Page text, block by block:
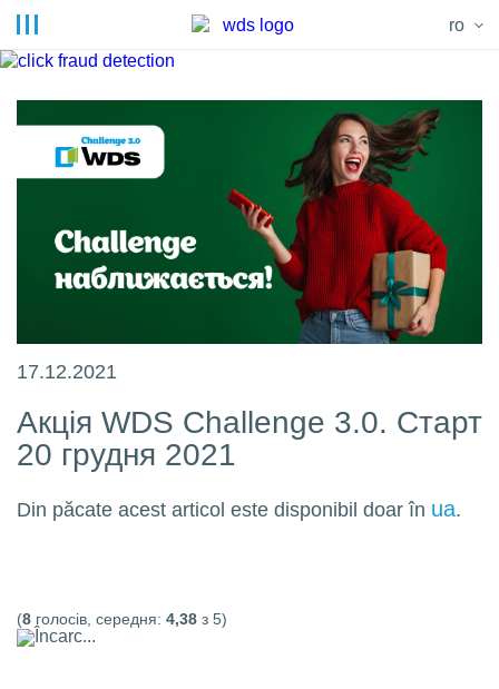
ro
17.12.2021
Акція WDS Challenge 3.0. Старт
20 грудня 2021
Din păcate acest articol este disponibil doar în ua.
(8 голосів, середня: 4,38 з 5)
Încarc...